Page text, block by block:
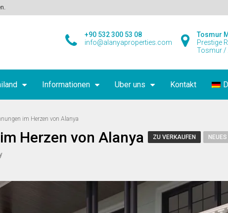
Tosmur
Prestige
Tosmur /
+90 532 300 53 08
info@alanyaproperties.com
Informationen Uber uns Kontakt
im Herzen von Alanya
Herzen von Alanya ZU VERKAUFEN